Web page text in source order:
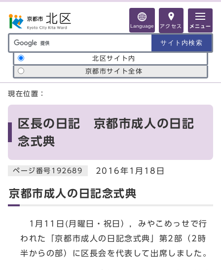
Language アクセス メニュー
サイト内検索の範囲
北区サイト内
京都市サイト全体
ここから本文です
現在位置：
区長の日記 京都市成人の日記
念式典
ページ番号192689 2016年1月18日
京都市成人の日記念式典
1月11日(月曜日・祝日），みやこめっせで行
われた「京都市成人の日記念式典」第2部（2時
半からの部）に区長会を代表して出席しました。